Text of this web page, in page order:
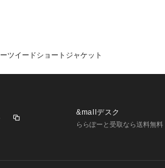
ツイードショートジャケット
&mallデスク
ららぽーと受取なら送料無料